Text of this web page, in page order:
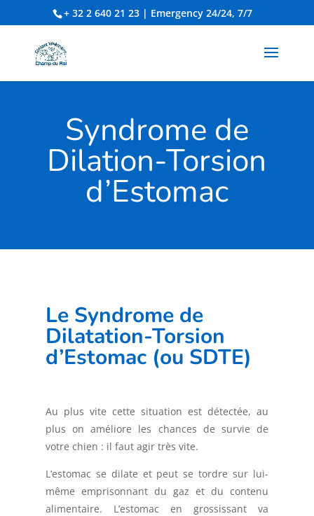
+ 32 2 640 21 23| Emergency 24/24, 7/7
Syndrome de
Dilation-Torsion
d’Estomac
Le Syndrome de
Dilatation-Torsion
d’Estomac (ou SDTE)
Au plus vite cette situation est détectée, au
plus on améliore les chances de survie de
votre chien : il faut agir très vite.
L’estomac se dilate et peut se tordre sur lui-
même emprisonnant du gaz et du contenu
alimentaire. L’estomac en grossissant va